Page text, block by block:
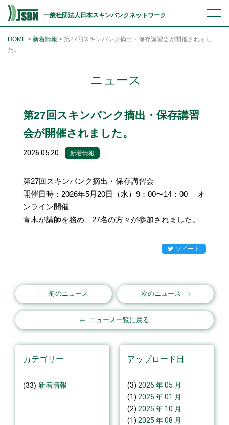
一般社団法人日本スキンバンクネットワーク
HOME > 新着情報 > 第27回スキンバンク摘出・保存講習会が開催されまし
た。
ニュース
第27回スキンバンク摘出・保存講習
会が開催されました。
2026.05.20 新着情報
第27回スキンバンク摘出・保存講習会
開催日時：2026年5月20日（水）9：00〜14：00 オ
ンライン開催
青木が講師を務め、27名の方々が参加されました。
ツイート
前のニュース 次のニュース
ニュース一覧に戻る
カテゴリー
(33) 新着情報
アップロード日
(3) 2026 年 05 月
(1) 2026 年 01 月
(2) 2025 年 10 月
(1) 2025 年 08 月